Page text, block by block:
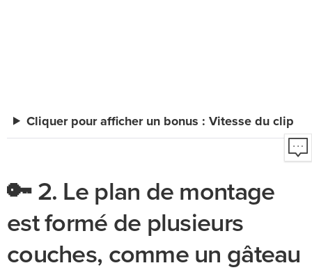
Cliquer pour afficher un bonus : Vitesse du clip
🔑 2. Le plan de montage
est formé de plusieurs
couches, comme un gâteau